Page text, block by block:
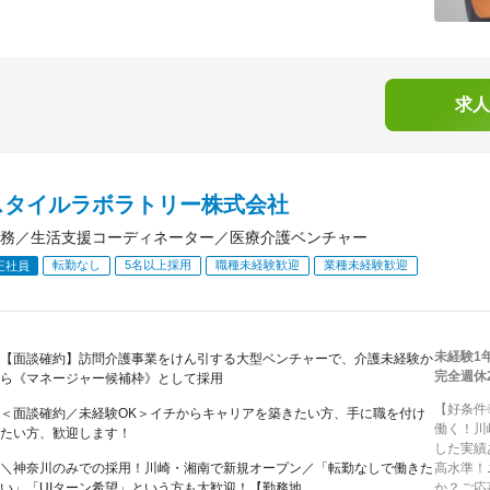
求
イルラボラトリー株式会社
／生活支援コーディネーター／医療介護ベンチャー
社員 転勤なし 5名以上採用 職種未経験歓迎 業種未経験歓迎
【面談確約】訪問介護事業をけん引する大型ベンチャーで、介護未経験か
ら《マネージャー候補枠》として採用
＜面談確約／未経験OK＞イチからキャリアを築きたい方、手に職を付け
たい方、歓迎します！
＼神奈川のみでの採用！川崎・湘南で新規オープン／「転勤なしで働きた
未経験1
完全週
【好条
働く！川
した実
高水準！